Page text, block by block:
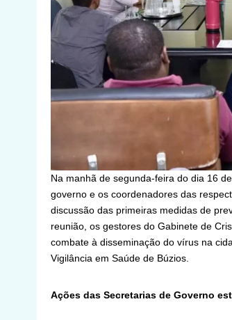
Na manhã de segunda-feira do dia 16
governo e os coordenadores das
discussão das primeiras medidas de
reunião, os gestores do Gabinete de
combate à disseminação do vírus na
Vigilância em Saúde de Búzios.
Ações das Secretarias de Governo